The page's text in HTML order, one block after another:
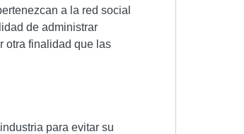
a la red social
de administrar
otra finalidad que las
para evitar su